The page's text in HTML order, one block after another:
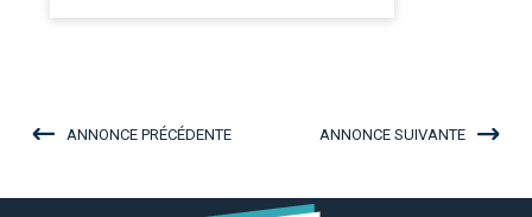
ANNONCE PRÉCÉDENTE ANNONCE SUIVANTE